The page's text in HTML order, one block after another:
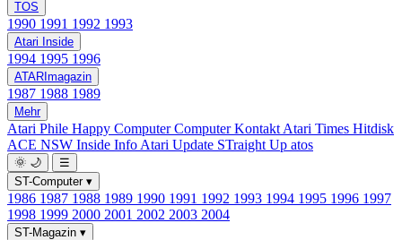
TOS
1990 1991 1992 1993
Atari Inside
1994 1995 1996
ATARImagazin
1987 1988 1989
Mehr
Atari Phile Happy ComputerComputer Kontakt Atari Times Hitdisk
ACE NSW Inside Info Atari Update STraight Up atos
🌞 🌙
☰
ST-Computer ▾
1986 1987 1988 1989 1990 1991 1992 1993 1994 1995 1996 1997
1998 1999 2000 2001 2002 2003 2004
ST-Magazin ▾